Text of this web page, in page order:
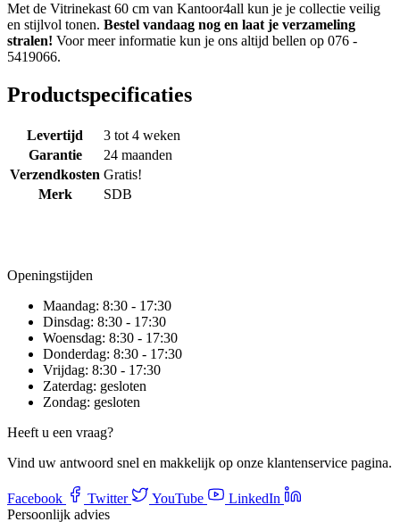
Met de Vitrinekast 60 cm van Kantoor4all kun je je collectie veilig
en stijlvol tonen. Bestel vandaag nog en laat je verzameling
stralen! Voor meer informatie kun je ons altijd bellen op 076 -
5419066.
Productspecificaties
Levertijd
3 tot 4 weken
Garantie
24 maanden
Verzendkosten Gratis!
Merk
SDB
Openingstijden
Maandag: 8:30 - 17:30
Dinsdag: 8:30 - 17:30
Woensdag: 8:30 - 17:30
Donderdag: 8:30 - 17:30
Vrijdag: 8:30 - 17:30
Zaterdag: gesloten
Zondag: gesloten
Heeft u een vraag?
Vind uw antwoord snel en makkelijk op onze klantenservice pagina.
Facebook Twitter YouTube
LinkedIn
Persoonlijk advies